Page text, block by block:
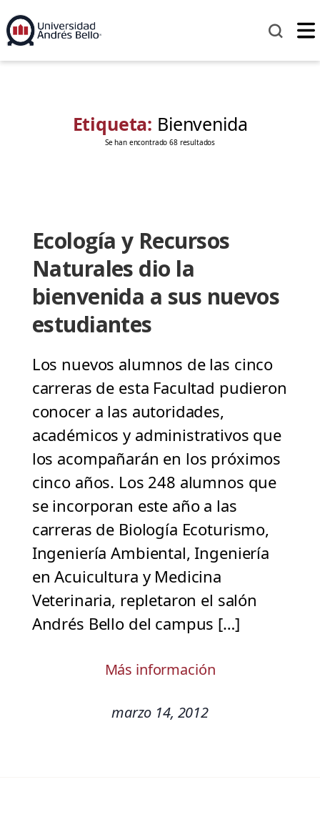
Etiqueta: Bienvenida
Se han encontrado 68 resultados
Ecología y Recursos
Naturales dio la
bienvenida a sus nuevos
estudiantes
Los nuevos alumnos de las cinco
carreras de esta Facultad pudieron
conocer a las autoridades,
académicos y administrativos que
los acompañarán en los próximos
cinco años. Los 248 alumnos que
se incorporan este año a las
carreras de Biología Ecoturismo,
Ingeniería Ambiental, Ingeniería
en Acuicultura y Medicina
Veterinaria, repletaron el salón
Andrés Bello del campus […]
Más información
marzo 14, 2012